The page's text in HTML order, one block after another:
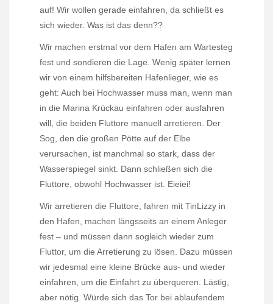
auf! Wir wollen gerade einfahren, da schließt es
sich wieder. Was ist das denn??
Wir machen erstmal vor dem Hafen am Wartesteg
fest und sondieren die Lage. Wenig später lernen
wir von einem hilfsbereiten Hafenlieger, wie es
geht: Auch bei Hochwasser muss man, wenn man
in die Marina Krückau einfahren oder ausfahren
will, die beiden Fluttore manuell arretieren. Der
Sog, den die großen Pötte auf der Elbe
verursachen, ist manchmal so stark, dass der
Wasserspiegel sinkt. Dann schließen sich die
Fluttore, obwohl Hochwasser ist. Eieiei!
Wir arretieren die Fluttore, fahren mit TinLizzy in
den Hafen, machen längsseits an einem Anleger
fest – und müssen dann sogleich wieder zum
Fluttor, um die Arretierung zu lösen. Dazu müssen
wir jedesmal eine kleine Brücke aus- und wieder
einfahren, um die Einfahrt zu überqueren. Lästig,
aber nötig. Würde sich das Tor bei ablaufendem